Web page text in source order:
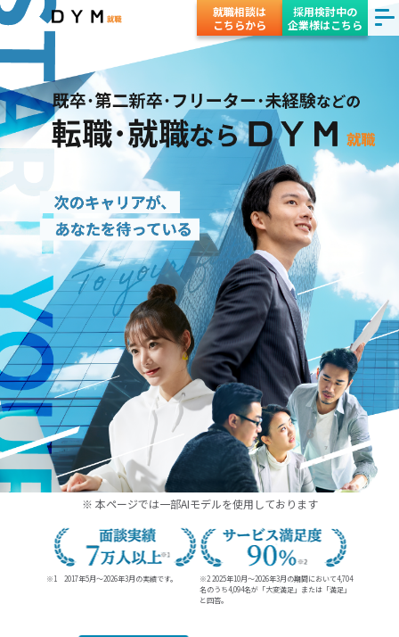
就職相談は
こちらから
採用検討中の
企業様はこちら
※ 本ページでは一部AIモデルを使用しております
※1 2017年5月～2026年3月の実績です。
※2 2025年10月～2026年3月の期間において4,704
名のうち4,094名が「大変満足」または「満足」
と回答。